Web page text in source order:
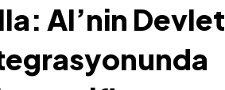
AI’nin Devlet